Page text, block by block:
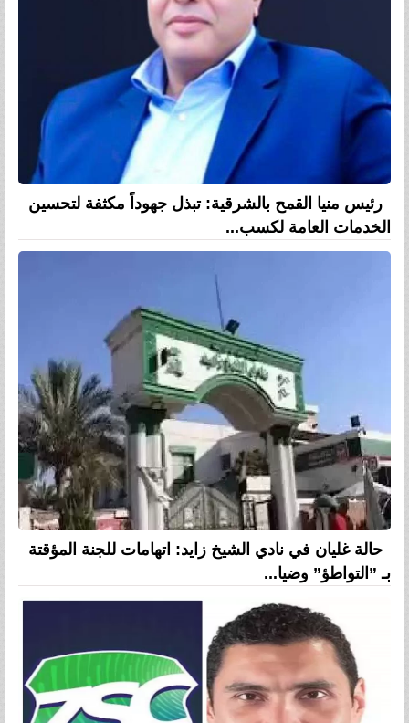
رئيس منيا القمح بالشرقية: تبذل جهوداً مكثفة لتحسين
الخدمات العامة لكسب...
حالة غليان في نادي الشيخ زايد: اتهامات للجنة المؤقتة
بـ ”التواطؤ” وضيا...